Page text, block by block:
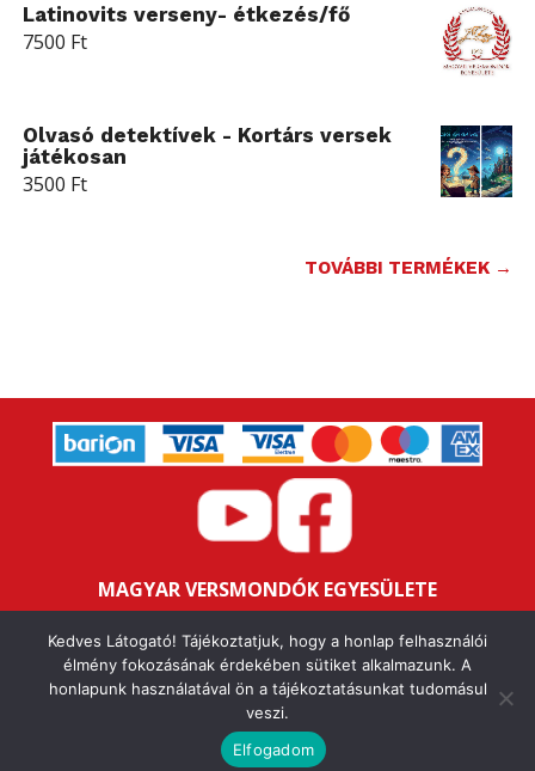
Latinovits verseny- étkezés/fő
7500 Ft
Olvasó detektívek - Kortárs versek
játékosan
3500 Ft
TOVÁBBI TERMÉKEK →
MAGYAR VERSMONDÓK EGYESÜLETE
Bankszámlaszám: 16200106-11646259
Adószám: 18047352-1-43
FELHASZNÁLÁSI FELTÉTELEK
Kedves Látogató! Tájékoztatjuk, hogy a honlap felhasználói
élmény fokozásának érdekében sütiket alkalmazunk. A
honlapunk használatával ön a tájékoztatásunkat tudomásul
veszi.
Elfogadom